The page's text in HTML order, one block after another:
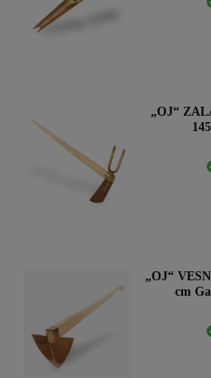
„OJ“
„OJ“
cm